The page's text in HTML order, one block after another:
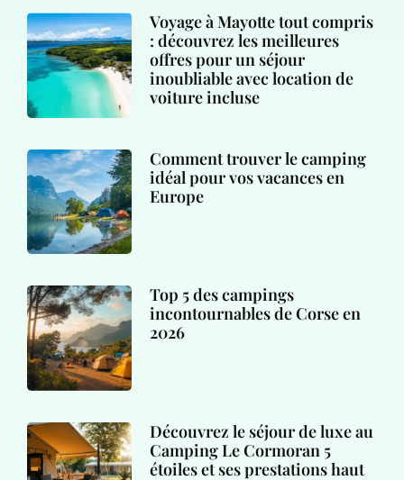
Voyage à Mayotte tout compris
: découvrez les meilleures
offres pour un séjour
inoubliable avec location de
voiture incluse
Comment trouver le camping
idéal pour vos vacances en
Europe
Top 5 des campings
incontournables de Corse en
2026
Découvrez le séjour de luxe au
Camping Le Cormoran 5
étoiles et ses prestations haut